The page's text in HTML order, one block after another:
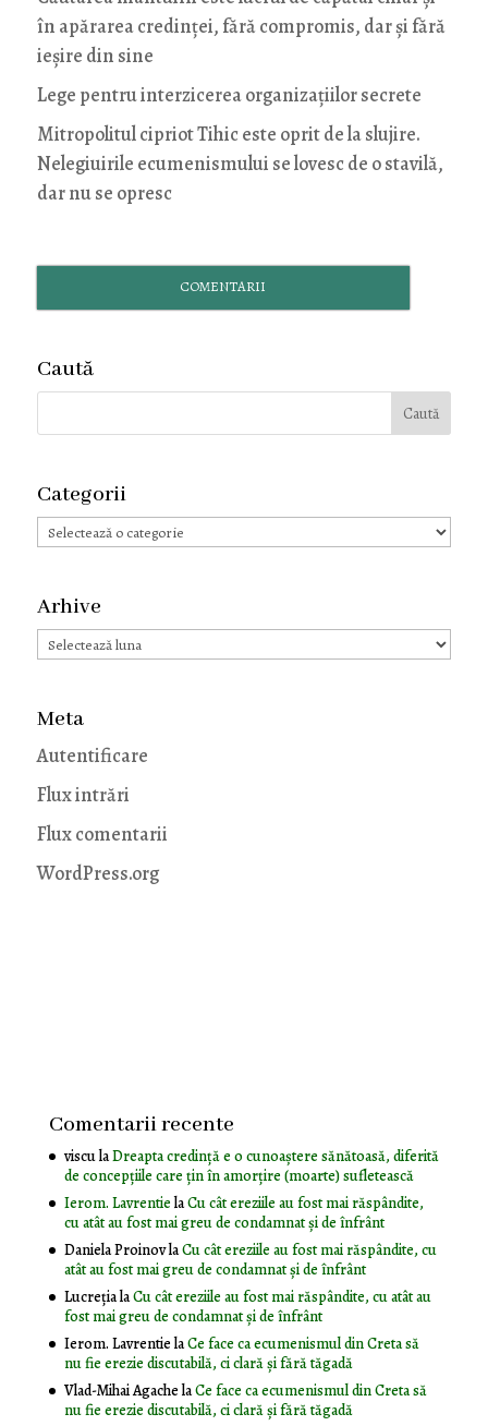
în apărarea credinței, fără compromis, dar și fără
ieșire din sine
Lege pentru interzicerea organizaţiilor secrete
Mitropolitul cipriot Tihic este oprit de la slujire.
Nelegiuirile ecumenismului se lovesc de o stavilă,
dar nu se opresc
COMENTARII
Caută
Categorii
Categorii
Arhive
Arhive
Meta
Autentificare
Flux intrări
Flux comentarii
WordPress.org
Comentarii recente
visculaDreapta credință e o cunoaștere sănătoasă, diferită
de concepțiile care țin în amorțire (moarte) sufletească
Ierom. LavrentielaCu cât ereziile au fost mai răspândite,
cu atât au fost mai greu de condamnat și de înfrânt
Daniela ProinovlaCu cât ereziile au fost mai răspândite, cu
atât au fost mai greu de condamnat și de înfrânt
LucrețialaCu cât ereziile au fost mai răspândite, cu atât au
fost mai greu de condamnat și de înfrânt
Ierom. LavrentielaCe face ca ecumenismul din Creta să
nu fie erezie discutabilă, ci clară și fără tăgadă
Vlad-Mihai AgachelaCe face ca ecumenismul din Creta să
nu fie erezie discutabilă, ci clară și fără tăgadă